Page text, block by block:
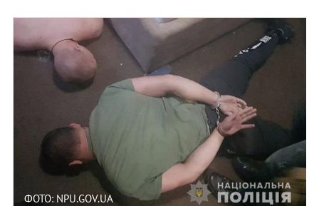
ФОТО: NPU.GOV.UA